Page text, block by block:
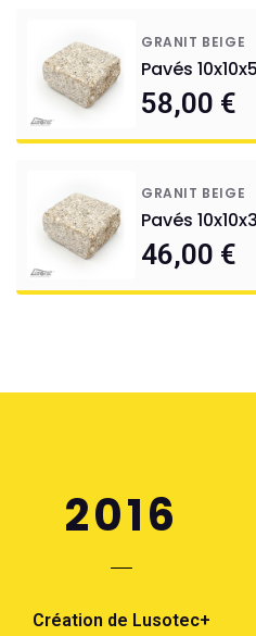
GRANIT BEIGE
Pavés
58,00 €
GRANIT BEIGE
Pavés
46,00 €
2016
Création de Lusotec+